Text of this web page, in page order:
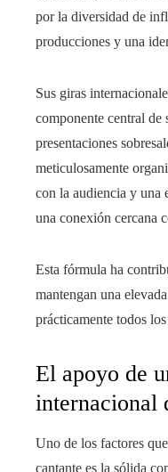
por la diversidad de
producciones y una
Sus giras
componente central de
presentaciones
meticulosamente
con la audiencia y una
una conexión cercana
Esta fórmula ha
mantengan una
prácticamente todos
El apoyo de
internacional
Uno de los factores
cantante es la sólida